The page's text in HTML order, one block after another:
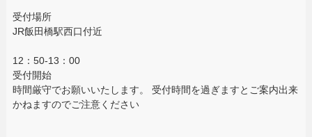
受付場所
JR飯田橋駅西口付近
12：50-13：00
受付開始
時間厳守でお願いいたします。 受付時間を過ぎますとご案内出来
かねますのでご注意ください